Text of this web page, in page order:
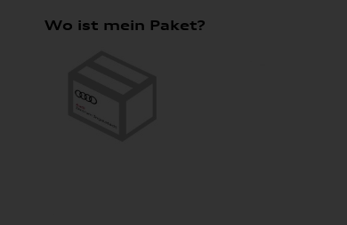
Wo ist mein Paket?